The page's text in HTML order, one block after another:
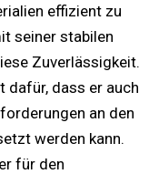
effizient zu
seiner stabilen
Zuverlässigkeit.
dafür, dass er auch
an den
werden kann.
für den